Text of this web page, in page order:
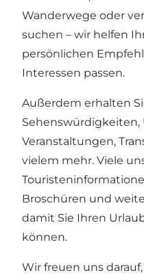
Wanderwege oder
suchen – wir helfen
persönlichen
Interessen passen.
Außerdem erhalten
Veranstaltungen,
vielem mehr. Viele
Broschüren und
damit Sie Ihren
können.
Wir freuen uns